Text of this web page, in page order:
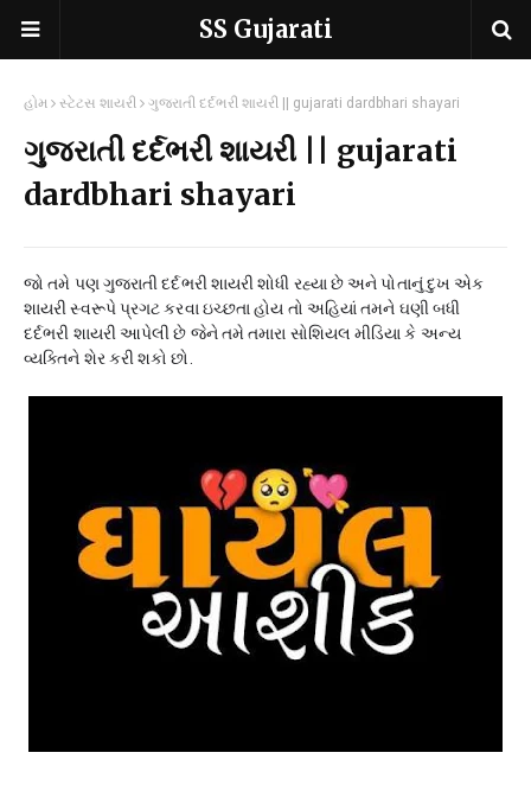
SS Gujarati
હોમ સ્ટેટસ શાયરી ગુજરાતી દર્દભરી શાયરી || gujarati dardbhari shayari
ગુજરાતી દર્દભરી શાયરી || gujarati
dardbhari shayari
જો તમે પણ ગુજરાતી દર્દભરી શાયરી શોધી રહ્યા છે અને પોતાનું દુખ એક
શાયરી સ્વરૂપે પ્રગટ કરવા ઇચ્છતા હોય તો અહિયાં તમને ઘણી બધી
દર્દભરી શાયરી આપેલી છે જેને તમે તમારા સોશિયલ મીડિયા કે અન્ય
વ્યક્તિને શેર કરી શકો છો.